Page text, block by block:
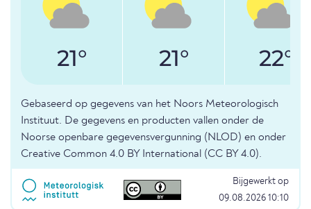
21° 21° 22°
Gebaseerd op gegevens van het Noors Meteorologisch
Instituut. De gegevens en producten vallen onder de
Noorse openbare gegevensvergunning (NLOD) en onder
Creative Common 4.0 BY International (CC BY 4.0).
Bijgewerkt op
09.08.2026 10:10